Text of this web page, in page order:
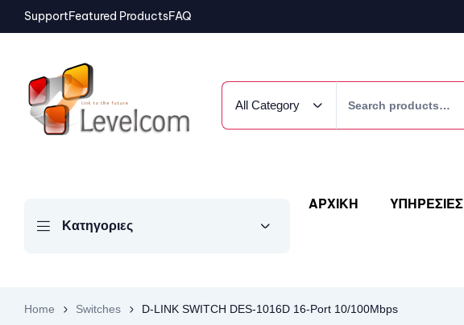
SupportFeatured ProductsFAQ
All Category
Κατηγοριες
ΑΡΧΙΚΗ ΥΠΗΡΕΣΙΕΣ
Home Switches D-LINK SWITCH DES-1016D 16-Port 10/100Mbps